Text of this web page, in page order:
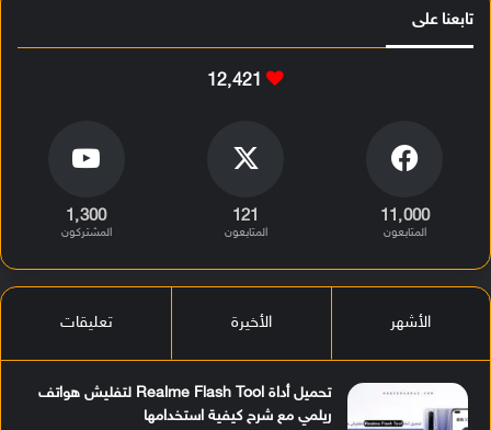
تابعنا على
12٬421
11٬000
المتابعون
121
المتابعون
1٬300
المشتركون
الأشهر الأخيرة تعليقات
تحميل أداة Realme Flash Tool لتفليش هواتف
ريلمي مع شرح كيفية استخدامها